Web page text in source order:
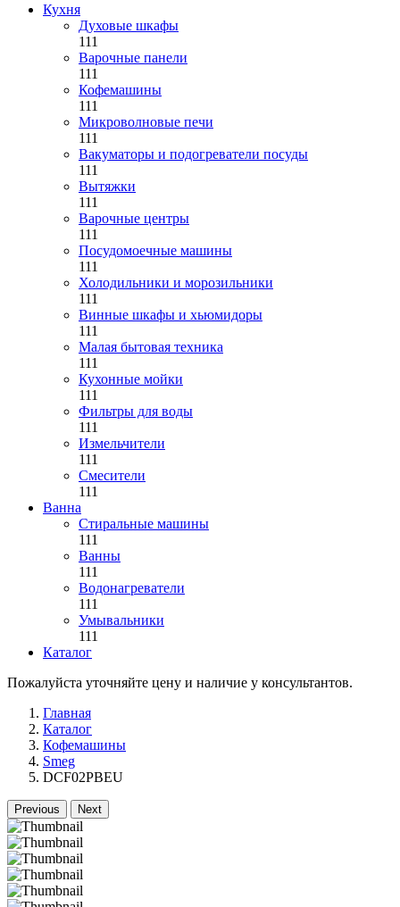
Кухня
Духовые шкафы
111
Варочные панели
111
Кофемашины
111
Микроволновые печи
111
Вакуматоры и подогреватели посуды
111
Вытяжки
111
Варочные центры
111
Посудомоечные машины
111
Холодильники и морозильники
111
Винные шкафы и хьюмидоры
111
Малая бытовая техника
111
Кухонные мойки
111
Фильтры для воды
111
Измельчители
111
Смесители
111
Ванна
Стиральные машины
111
Ванны
111
Водонагреватели
111
Умывальники
111
Каталог
Пожалуйста уточняйте цену и наличие у консультантов.
Главная
Каталог
Кофемашины
Smeg
DCF02PBEU
Previous Next